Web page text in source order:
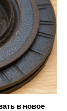
в новое